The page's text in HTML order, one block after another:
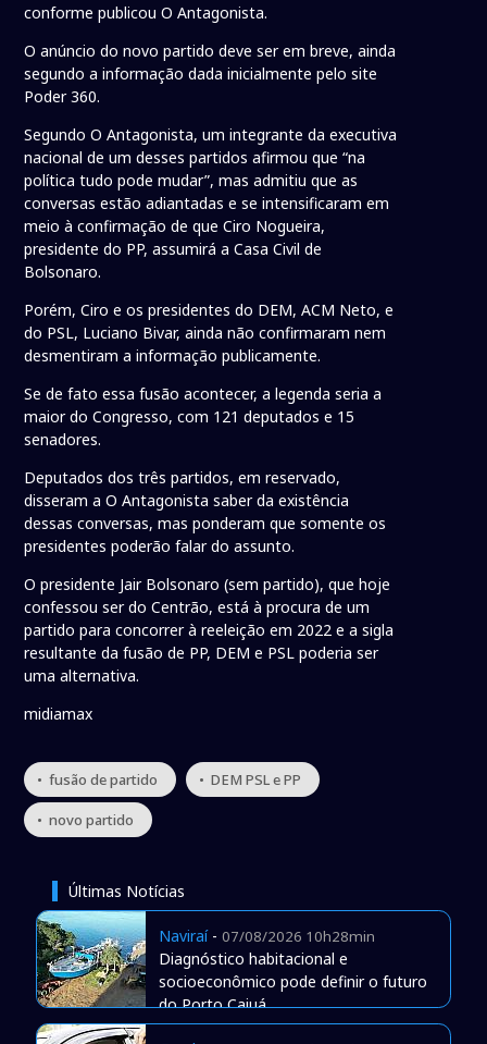
conforme publicou O Antagonista.
O anúncio do novo partido deve ser em breve, ainda
segundo a informação dada inicialmente pelo site
Poder 360.
Segundo O Antagonista, um integrante da executiva
nacional de um desses partidos afirmou que “na
política tudo pode mudar”, mas admitiu que as
conversas estão adiantadas e se intensificaram em
meio à confirmação de que Ciro Nogueira,
presidente do PP, assumirá a Casa Civil de
Bolsonaro.
Porém, Ciro e os presidentes do DEM, ACM Neto, e
do PSL, Luciano Bivar, ainda não confirmaram nem
desmentiram a informação publicamente.
Se de fato essa fusão acontecer, a legenda seria a
maior do Congresso, com 121 deputados e 15
senadores.
Deputados dos três partidos, em reservado,
disseram a O Antagonista saber da existência
dessas conversas, mas ponderam que somente os
presidentes poderão falar do assunto.
O presidente Jair Bolsonaro (sem partido), que hoje
confessou ser do Centrão, está à procura de um
partido para concorrer à reeleição em 2022 e a sigla
resultante da fusão de PP, DEM e PSL poderia ser
uma alternativa.
midiamax
• fusão de partido • DEM PSL e PP
• novo partido
Últimas Notícias
Naviraí- 07/08/2026 10h28min
Diagnóstico habitacional e
socioeconômico pode definir o futuro
do Porto Caiuá